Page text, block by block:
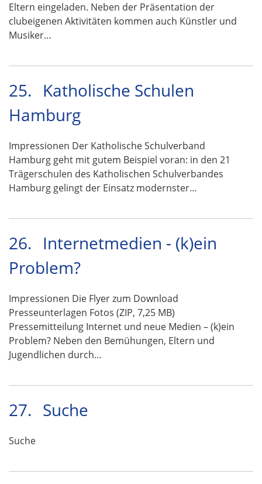
Eltern eingeladen. Neben der Präsentation der
clubeigenen Aktivitäten kommen auch Künstler und
Musiker…
25. Katholische Schulen
Hamburg
Impressionen Der Katholische Schulverband
Hamburg geht mit gutem Beispiel voran: in den 21
Trägerschulen des Katholischen Schulverbandes
Hamburg gelingt der Einsatz modernster…
26. Internetmedien - (k)ein
Problem?
Impressionen Die Flyer zum Download
Presseunterlagen Fotos (ZIP, 7,25 MB)
Pressemitteilung Internet und neue Medien – (k)ein
Problem? Neben den Bemühungen, Eltern und
Jugendlichen durch…
27. Suche
Suche